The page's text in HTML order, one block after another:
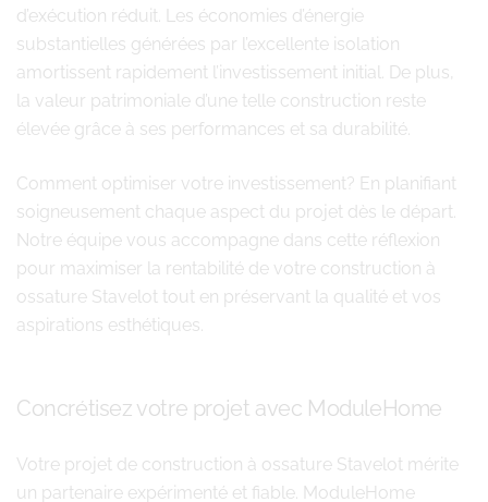
d’exécution réduit. Les économies d’énergie
substantielles générées par l’excellente isolation
amortissent rapidement l’investissement initial. De plus,
la valeur patrimoniale d’une telle construction reste
élevée grâce à ses performances et sa durabilité.
Comment optimiser votre investissement? En planifiant
soigneusement chaque aspect du projet dès le départ.
Notre équipe vous accompagne dans cette réflexion
pour maximiser la rentabilité de votre construction à
ossature Stavelot tout en préservant la qualité et vos
aspirations esthétiques.
Concrétisez votre projet avec ModuleHome
Votre projet de construction à ossature Stavelot mérite
un partenaire expérimenté et fiable. ModuleHome